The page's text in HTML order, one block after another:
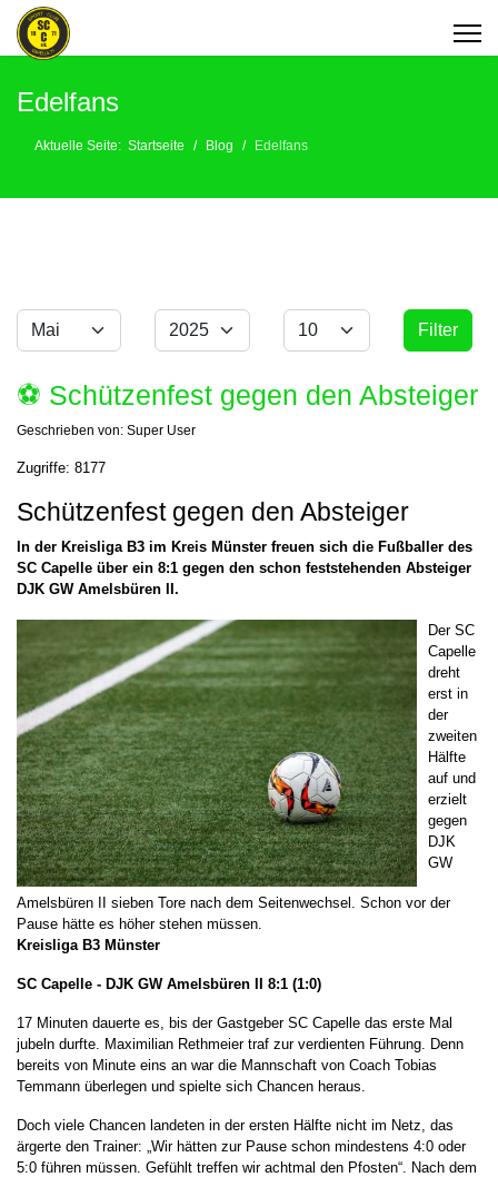
Edelfans
Aktuelle Seite: Startseite Blog Edelfans
Filter
Monat Jahr Anzeige #
Filter
⚽️ Schützenfest gegen den Absteiger
Geschrieben von: Super User
Zugriffe: 8177
Schützenfest gegen den Absteiger
In der Kreisliga B3 im Kreis Münster freuen sich die Fußballer des
SC Capelle über ein 8:1 gegen den schon feststehenden Absteiger
DJK GW Amelsbüren II.
Der SC
Capelle
dreht
erst in
der
zweiten
Hälfte
auf und
erzielt
gegen
DJK
GW
Amelsbüren II sieben Tore nach dem Seitenwechsel. Schon vor der
Pause hätte es höher stehen müssen.
Kreisliga B3 Münster
SC Capelle - DJK GW Amelsbüren II 8:1 (1:0)
17 Minuten dauerte es, bis der Gastgeber SC Capelle das erste Mal
jubeln durfte. Maximilian Rethmeier traf zur verdienten Führung. Denn
bereits von Minute eins an war die Mannschaft von Coach Tobias
Temmann überlegen und spielte sich Chancen heraus.
Doch viele Chancen landeten in der ersten Hälfte nicht im Netz, das
ärgerte den Trainer: „Wir hätten zur Pause schon mindestens 4:0 oder
5:0 führen müssen. Gefühlt treffen wir achtmal den Pfosten“. Nach dem